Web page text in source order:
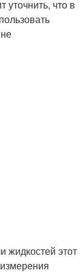
что в
жидкостей этот